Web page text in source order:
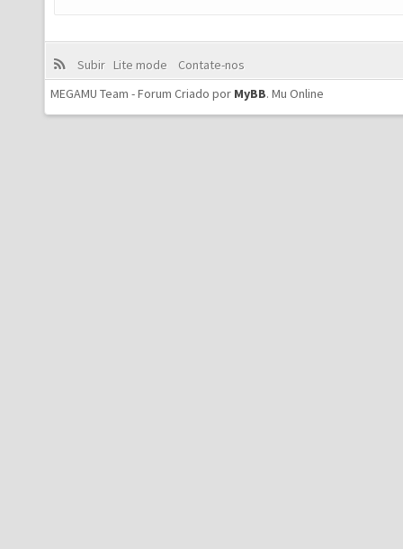
Subir Lite mode
Contate-nos
MEGAMU Team - Forum Criado por MyBB. Mu Online